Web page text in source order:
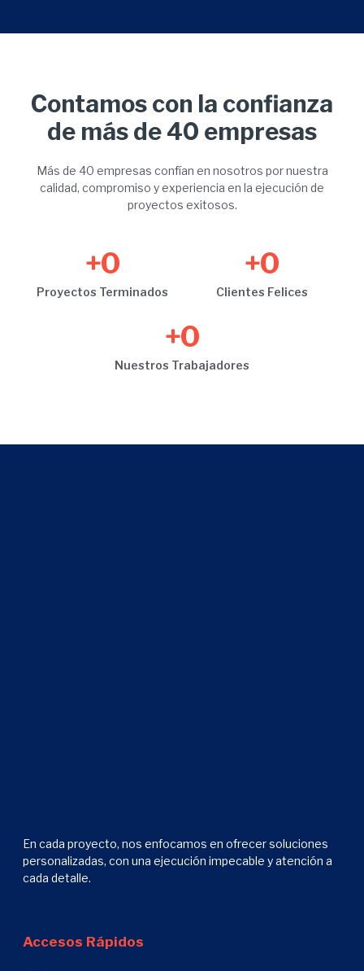
Contamos con la confianza
de más de 40 empresas
Más de 40 empresas confían en nosotros por nuestra
calidad, compromiso y experiencia en la ejecución de
proyectos exitosos.
Proyectos Terminados
+0
Clientes Felices
+0
Nuestros Trabajadores
+0
En cada proyecto, nos enfocamos en ofrecer soluciones
personalizadas, con una ejecución impecable y atención a
cada detalle.
Accesos Rápidos